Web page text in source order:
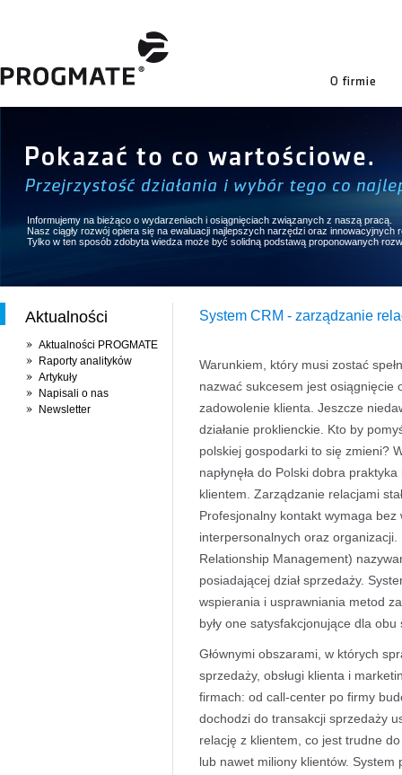
Informujemy na bieżąco o wydarzeniach i osiągnięciach związanych z naszą pracą.
Nasz ciągły rozwój opiera się na ewaluacji najlepszych narzędzi oraz innowacyjnych
Tylko w ten sposób zdobyta wiedza może być solidną podstawą proponowanych
Aktualności
Aktualności PROGMATE
Raporty analityków
Artykuły
Napisali o nas
Newsletter
System CRM - zarządzanie
Warunkiem, który musi zostać
nazwać sukcesem jest
zadowolenie klienta. Jeszcze
działanie proklienckie. Kto by
polskiej gospodarki to się zmieni?
napłynęła do Polski dobra
klientem. Zarządzanie relacjami
Profesjonalny kontakt wymaga
interpersonalnych oraz
Relationship Management)
posiadającej dział sprzedaży.
wspierania i usprawniania metod
były one satysfakcjonujące dla obu
Głównymi obszarami, w których
sprzedaży, obsługi klienta i
firmach: od call-center po firmy
dochodzi do transakcji sprzedaży
relację z klientem, co jest trudne
lub nawet miliony klientów.